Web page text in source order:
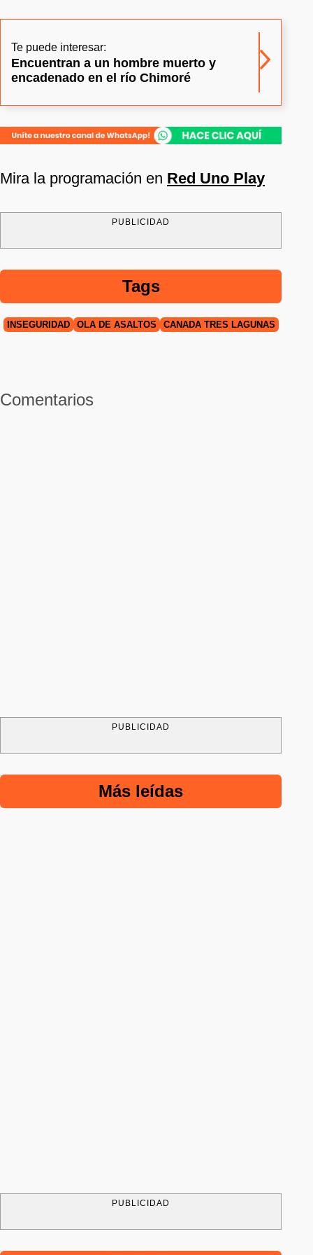
Te puede interesar:
Encuentran a un hombre muerto y
encadenado en el río Chimoré
Mira la programación en Red Uno Play
PUBLICIDAD
Tags
INSEGURIDAD OLA DE ASALTOS CAÑADA TRES LAGUNAS
Comentarios
PUBLICIDAD
Más leídas
PUBLICIDAD